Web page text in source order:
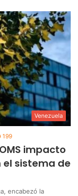
Venezuela
199
impacto
sistema de
encabezó la